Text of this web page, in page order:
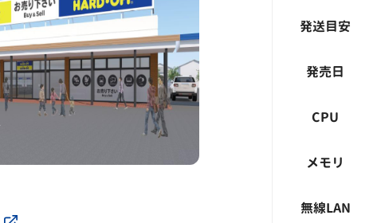
発送目安
発売日
CPU
メモリ
無線LAN